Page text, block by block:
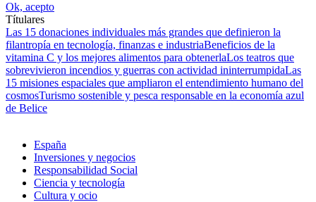
Ok, acepto
Títulares
Las 15 donaciones individuales más grandes que definieron la
filantropía en tecnología, finanzas e industriaBeneficios de la
vitamina C y los mejores alimentos para obtenerlaLos teatros que
sobrevivieron incendios y guerras con actividad ininterrumpidaLas
15 misiones espaciales que ampliaron el entendimiento humano del
cosmosTurismo sostenible y pesca responsable en la economía azul
de Belice
España
Inversiones y negocios
Responsabilidad Social
Ciencia y tecnología
Cultura y ocio